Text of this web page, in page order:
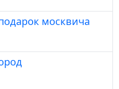
москвича